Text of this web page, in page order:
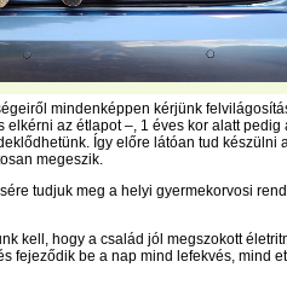
mindenképpen kérjünk
elkérni az étlapot –, 1 éves kor alatt pedig
Így előre látóan tud készülni
megeszik.
tudjuk meg a helyi gyermekorvosi
kell, hogy a család jól megszokott
fejeződik be a nap mind lefekvés, mind